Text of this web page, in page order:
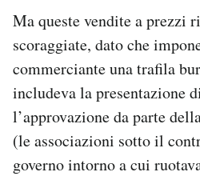
Ma queste vendite a prezzi
scoraggiate, dato che
commerciante una trafila
includeva la presentazione
l’approvazione da parte
(le associazioni sotto il
governo intorno a cui